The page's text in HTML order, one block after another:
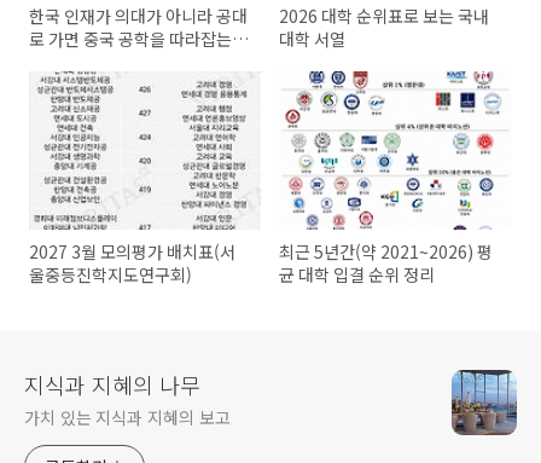
한국 인재가 의대가 아니라 공대
로 가면 중국 공학을 따라잡는
2026 대학 순위표로 보는 국내
대학 서열
2027 3월 모의평가 배치표(서
울중등진학지도연구회)
최근 5년간(약 2021~2026) 평
균 대학 입결 순위 정리
지식과 지혜의 나무
가치 있는 지식과 지혜의 보고